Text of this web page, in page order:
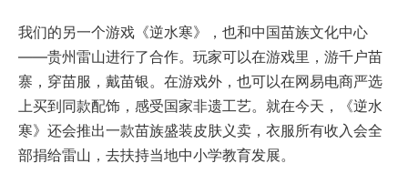
我们的另一个游戏《逆水寒》，也和中国苗族文化中心
——贵州雷山进行了合作。玩家可以在游戏里，游千户苗
寨，穿苗服，戴苗银。在游戏外，也可以在网易电商严选
上买到同款配饰，感受国家非遗工艺。就在今天，《逆水
寒》还会推出一款苗族盛装皮肤义卖，衣服所有收入会全
部捐给雷山，去扶持当地中小学教育发展。